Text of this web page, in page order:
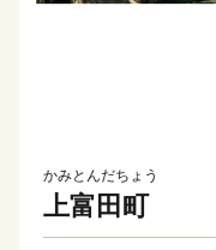
かみとんだちょう
上富田町